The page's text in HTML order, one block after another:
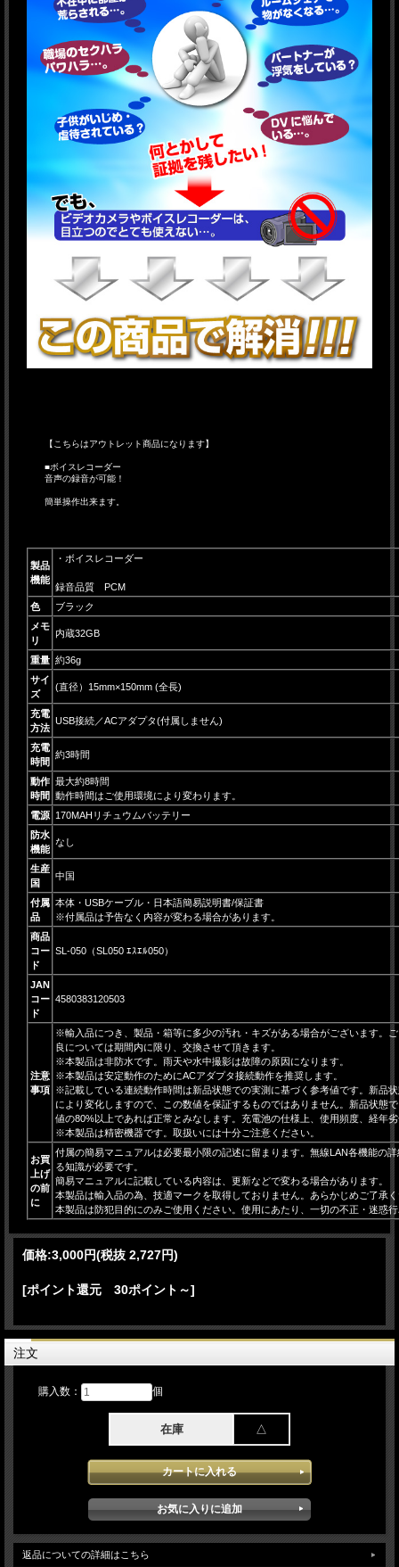
【こちらはアウトレット商品になります】
■ボイスレコーダー
音声の録音が可能！
簡単操作出来ます。
製品
機能
・ボイスレコーダー
録音品質 PCM
色
ブラック
メモ
リ
内蔵32GB
重量 約36g
サイ
ズ
(直径）15mm×150mm (全長)
充電
方法
USB接続／ACアダプタ(付属しません)
充電
時間
約3時間
動作
時間
最大約8時間
動作時間はご使用環境により変わります。
電源 170MAHリチュウムバッテリー
防水
機能
なし
生産
国
中国
付属
品
本体・USBケーブル・日本語簡易説明書/保証書
※付属品は予告なく内容が変わる場合があります。
商品
コー
ド
SL-050（SL050 ｴｽｴﾙ050）
JAN
コー
ド
4580383120503
注意
事項
※輸入品につき、製品・箱等に多少の汚れ・キズがある場合がございます。
良については期間内に限り、交換させて頂きます。
※本製品は非防水です。雨天や水中撮影は故障の原因になります。
※本製品は安定動作のためにACアダプタ接続動作を推奨します。
※記載している連続動作時間は新品状態での実測に基づく参考値です。新品
により変化しますので、この数値を保証するものではありません。新品状態
値の80%以上であれば正常とみなします。充電池の仕様上、使用頻度、経年
※本製品は精密機器です。取扱いには十分ご注意ください。
お買
上げ
の前
に
付属の簡易マニュアルは必要最小限の記述に留まります。無線LAN各機能の
る知識が必要です。
簡易マニュアルに記載している内容は、更新などで変わる場合があります。
本製品は輸入品の為、技適マークを取得しておりません。あらかじめご了承
本製品は防犯目的にのみご使用ください。使用にあたり、一切の不正・迷惑
価格:3,000円(税抜 2,727円)
[ポイント還元 30ポイント～]
注文
購入数： 個
在庫 △
返品についての詳細はこちら